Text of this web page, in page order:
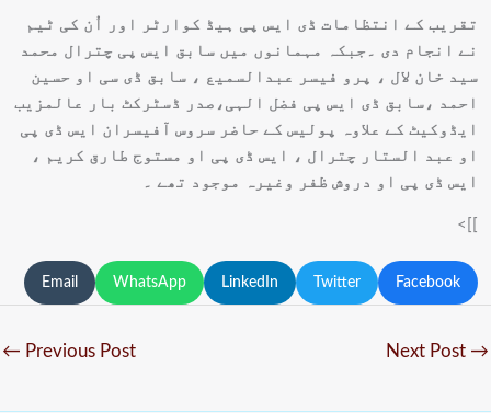
تقریب کے انتظامات ڈی ایس پی ہیڈ کوارٹر اور اُن کی ٹیم
نے انجام دی ۔جبکہ مہمانوں میں سابق ایس پی چترال محمد
سید خان لال ، پرو فیسر عبدالسمیع ، سابق ڈی سی او حسین
احمد ،سابق ڈی ایس پی فضل الہی،صدر ڈسٹرکٹ بار عالمزیب
ایڈوکیٹ کے علاوہ پولیس کے حاضر سروس آفیسران ایس ڈی پی
او عبد الستار چترال ، ایس ڈی پی او مستوج طارق کریم ،
ایس ڈی پی او دروش ظفر وغیرہ موجود تھے ۔
]]>
Facebook
Twitter
LinkedIn
WhatsApp
Email
← Previous Post Next Post →